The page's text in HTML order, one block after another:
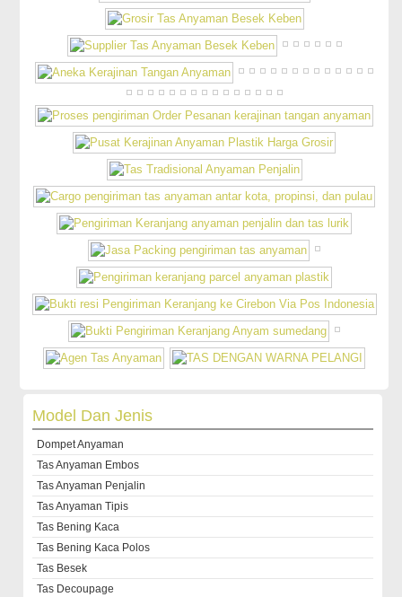
Model Dan Jenis
Dompet Anyaman
Tas Anyaman Embos
Tas Anyaman Penjalin
Tas Anyaman Tipis
Tas Bening Kaca
Tas Bening Kaca Polos
Tas Besek
Tas Decoupage